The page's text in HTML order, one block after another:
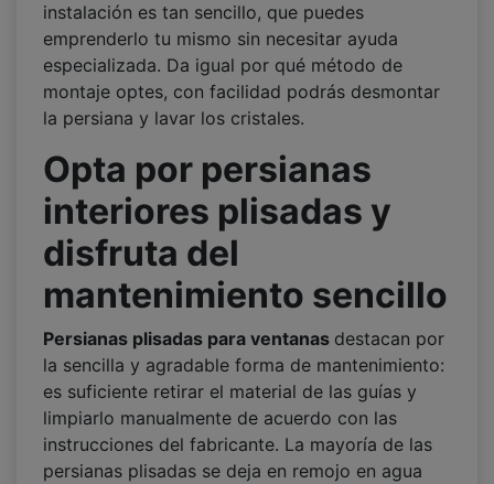
instalación es tan sencillo, que puedes
emprenderlo tu mismo sin necesitar ayuda
especializada. Da igual por qué método de
montaje optes, con facilidad podrás desmontar
la persiana y lavar los cristales.
Opta por persianas
interiores plisadas y
disfruta del
mantenimiento sencillo
Persianas plisadas para ventanas destacan por
la sencilla y agradable forma de mantenimiento:
es suficiente retirar el material de las guías y
limpiarlo manualmente de acuerdo con las
instrucciones del fabricante. La mayoría de las
persianas plisadas se deja en remojo en agua